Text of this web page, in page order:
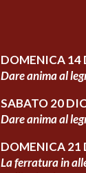
DOMENICA 14
Dare anima al
SABATO 20
Dare anima al
DOMENICA 21
La ferratura in